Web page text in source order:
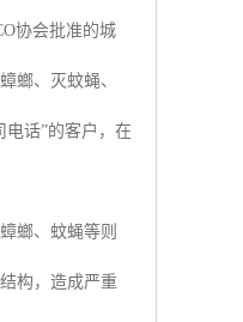
协会批准的城
螂、灭蚊蝇、
话”的客户，在
螂、蚊蝇等则
构，造成严重